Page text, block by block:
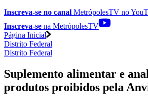
Inscreva-se no canal MetrópolesTV no
Inscreva-se na MetrópolesTV
Página Inicial
Distrito Federal
Distrito Federal
Suplemento alimentar e
produtos proibidos pela